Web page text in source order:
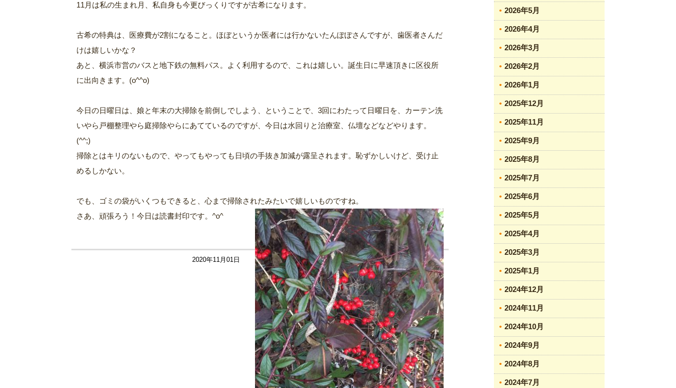
11月は私の生まれ月、私自身も今更びっくりですが古希になります。
古希の特典は、医療費が2割になること。ほぼというか医者には行かないたんぽぽさんですが、歯医者さんだ
けは嬉しいかな？
あと、横浜市営のバスと地下鉄の無料パス。よく利用するので、これは嬉しい。誕生日に早速頂きに区役所
に出向きます。(o^^o)
今日の日曜日は、娘と年末の大掃除を前倒しでしよう、ということで、3回にわたって日曜日を、カーテン洗
いやら戸棚整理やら庭掃除やらにあてているのですが、今日は水回りと治療室、仏壇などなどやります。
(^^;)
掃除とはキリのないもので、やってもやっても日頃の手抜き加減が露呈されます。恥ずかしいけど、受け止
めるしかない。
でも、ゴミの袋がいくつもできると、心まで掃除されたみたいで嬉しいものですね。
さあ、頑張ろう！今日は読書封印です。^o^
2020年11月01日
2026年5月
2026年4月
2026年3月
2026年2月
2026年1月
2025年12月
2025年11月
2025年9月
2025年8月
2025年7月
2025年6月
2025年5月
2025年4月
2025年3月
2025年1月
2024年12月
2024年11月
2024年10月
2024年9月
2024年8月
2024年7月